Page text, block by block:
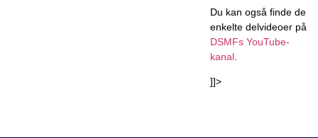
Du kan også finde de
enkelte delvideoer på
DSMFs YouTube-
kanal.
]]>